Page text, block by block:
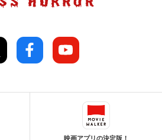
映画アプリの決定版！